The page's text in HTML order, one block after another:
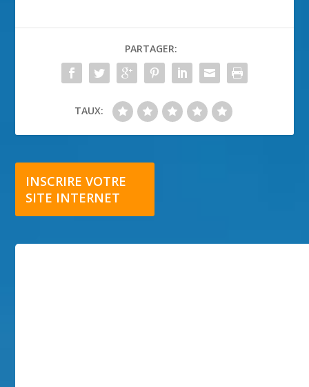
PARTAGER:
TAUX:
INSCRIRE VOTRE
SITE INTERNET